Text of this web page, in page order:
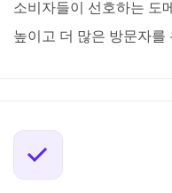
소비자들이 선호하는 도
높이고 더 많은 방문자